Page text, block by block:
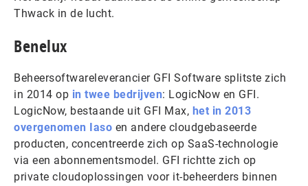
Thwack in de lucht.
Benelux
Beheersoftwareleverancier GFI Software splitste zich
in 2014 op in twee bedrijven: LogicNow en GFI.
LogicNow, bestaande uit GFI Max, het in 2013
overgenomen Iaso en andere cloudgebaseerde
producten, concentreerde zich op SaaS-technologie
via een abonnementsmodel. GFI richtte zich op
private cloudoplossingen voor it-beheerders binnen